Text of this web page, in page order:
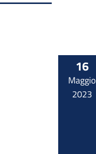
16
Maggio
2023